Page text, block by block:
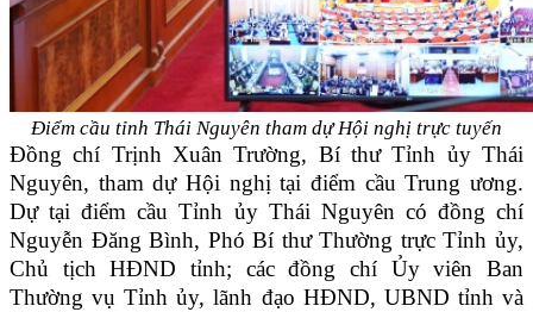
Điểm cầu tỉnh Thái Nguyên tham dự Hội nghị trực tuyến
Đồng chí Trịnh Xuân Trường, Bí thư Tỉnh ủy Thái
Nguyên, tham dự Hội nghị tại điểm cầu Trung ương.
Dự tại điểm cầu Tỉnh ủy Thái Nguyên có đồng chí
Nguyễn Đăng Bình, Phó Bí thư Thường trực Tỉnh ủy,
Chủ tịch HĐND tỉnh; các đồng chí Ủy viên Ban
Thường vụ Tỉnh ủy, lãnh đạo HĐND, UBND tỉnh và